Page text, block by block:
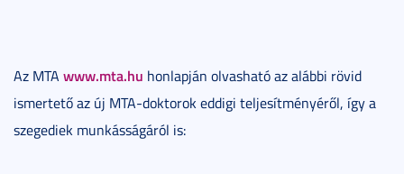
Az MTA www.mta.hu honlapján olvasható az alábbi rövid
ismertető az új MTA-doktorok eddigi teljesítményéről, így a
szegediek munkásságáról is: